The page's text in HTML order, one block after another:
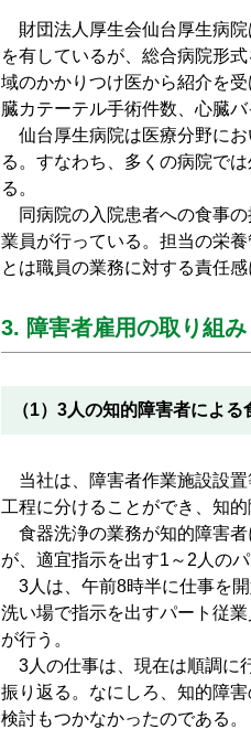
財団法人厚生会仙台厚生病院
を有しているが、総合病院形
域のかかりつけ医から紹介を
臓カテーテル手術件数、心臓
仙台厚生病院は医療分野にお
る。すなわち、多くの病院で
る。
同病院の入院患者への食事の
業員が行っている。担当の栄
とは職員の業務に対する責任感
3. 障害者雇用の取り組み
（1）3人の知的障害者によ
当社は、障害者作業施設設置
工程に分けることができ、知
食器洗浄の業務が知的障害者
が、適宜指示を出す1～2人の
3人は、午前8時半に仕事を開
洗い場で指示を出すパート従
が行う。
3人の仕事は、現在は順調に
振り返る。なにしろ、知的障
検討もつかなかったのである。